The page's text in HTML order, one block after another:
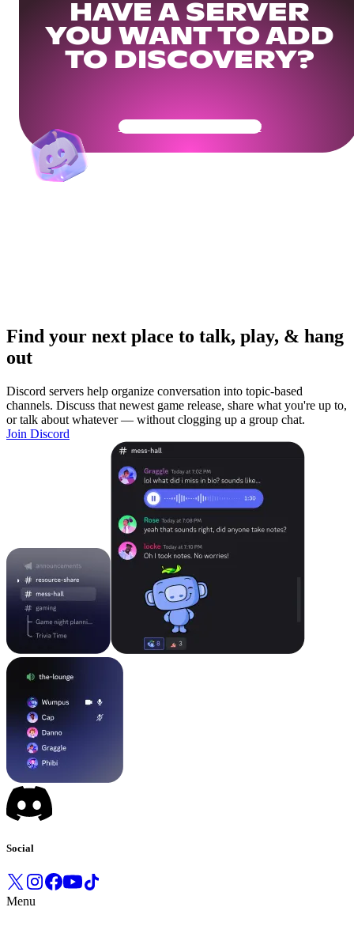
HAVE A SERVER
YOU WANT TO ADD
TO DISCOVERY?
Get Your Community Ready
Find your next place to talk, play, & hang
out
Discord servers help organize conversation into topic-based
channels. Discuss that newest game release, share what you're up to,
or talk about whatever — without clogging up a group chat.
Join Discord
Social
Menu